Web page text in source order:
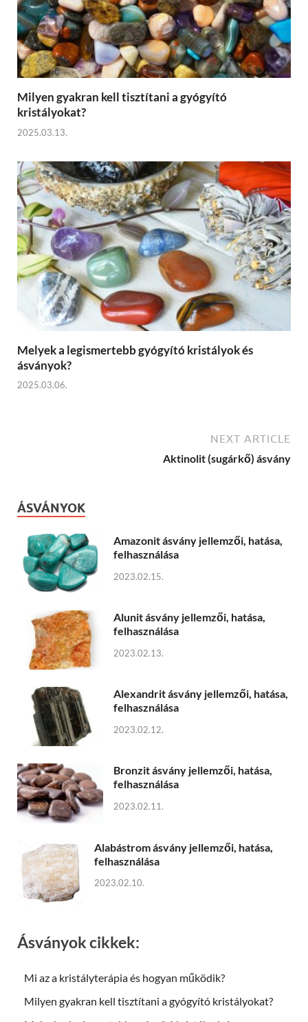
Milyen gyakran kell tisztítani a gyógyító
kristályokat?
2025.03.13.
Melyek a legismertebb gyógyító kristályok és
ásványok?
2025.03.06.
NEXT ARTICLE
Aktinolit (sugárkő) ásvány
ÁSVÁNYOK
Amazonit ásvány jellemzői, hatása,
felhasználása
2023.02.15.
Alunit ásvány jellemzői, hatása,
felhasználása
2023.02.13.
Alexandrit ásvány jellemzői, hatása,
felhasználása
2023.02.12.
Bronzit ásvány jellemzői, hatása,
felhasználása
2023.02.11.
Alabástrom ásvány jellemzői, hatása,
felhasználása
2023.02.10.
Ásványok cikkek:
Mi az a kristályterápia és hogyan működik?
Milyen gyakran kell tisztítani a gyógyító kristályokat?